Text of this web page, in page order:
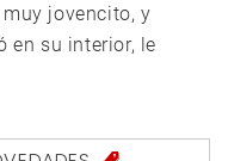
jovencito, y
en su interior, le